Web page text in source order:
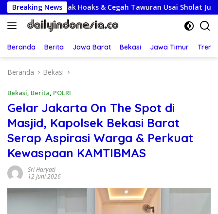
Langsung
ke
konten
Breaking News
Tolak Hoaks & Cegah Tawuran Usai Sholat Jumat
Beranda Berita Jawa Barat Bekasi Jawa Timur
Beranda Bekasi
Bekasi, Berita, POLRI
Gelar Jakarta On The Spot di
Masjid, Kapolsek Bekasi Barat
Serap Aspirasi Warga & Perkuat
Kewaspaan KAMTIBMAS
Sri Haryati
12 Juni 2026